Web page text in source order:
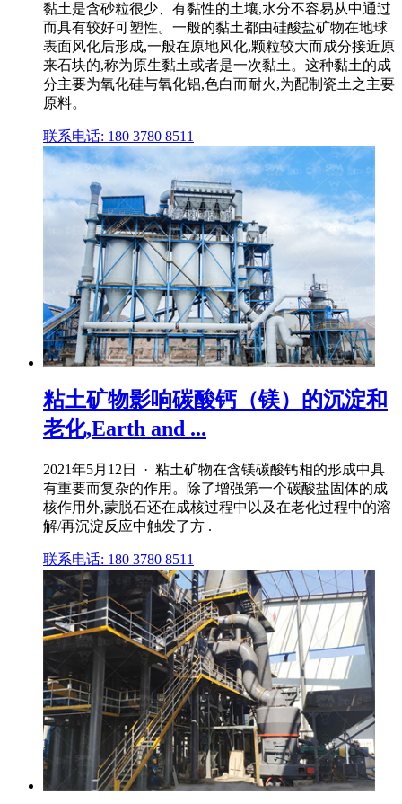
黏土是含砂粒很少、有黏性的土壤,水分不容易从中通过
而具有较好可塑性。一般的黏土都由硅酸盐矿物在地球
表面风化后形成,一般在原地风化,颗粒较大而成分接近原
来石块的,称为原生黏土或者是一次黏土。这种黏土的成
分主要为氧化硅与氧化铝,色白而耐火,为配制瓷土之主要
原料。
联系电话: 180 3780 8511
粘土矿物影响碳酸钙（镁）的沉淀和
老化,Earth and ...
2021年5月12日 · 粘土矿物在含镁碳酸钙相的形成中具
有重要而复杂的作用。除了增强第一个碳酸盐固体的成
核作用外,蒙脱石还在成核过程中以及在老化过程中的溶
解/再沉淀反应中触发了方 .
联系电话: 180 3780 8511